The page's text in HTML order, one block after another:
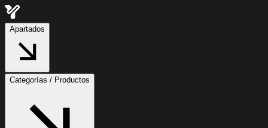
Apartados
Categorías / Productos